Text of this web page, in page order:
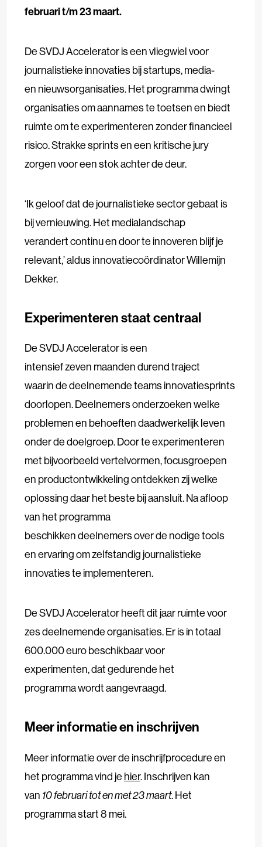
februari t/m 23 maart.
De SVDJ Accelerator is een vliegwiel voor
journalistieke innovaties bij startups, media-
en nieuwsorganisaties. Het programma dwingt
organisaties om aannames te toetsen en biedt
ruimte om te experimenteren zonder financieel
risico. Strakke sprints en een kritische jury
zorgen voor een stok achter de deur.
‘Ik geloof dat de journalistieke sector gebaat is
bij vernieuwing. Het medialandschap
verandert continu en door te innoveren blijf je
relevant,’ aldus innovatiecoördinator Willemijn
Dekker.
Experimenteren staat centraal
De SVDJ Accelerator is een
intensief zeven maanden durend traject
waarin de deelnemende teams innovatiesprints
doorlopen. Deelnemers onderzoeken welke
problemen en behoeften daadwerkelijk leven
onder de doelgroep. Door te experimenteren
met bijvoorbeeld vertelvormen, focusgroepen
en productontwikkeling ontdekken zij welke
oplossing daar het beste bij aansluit. Na afloop
van het programma
beschikken deelnemers over de nodige tools
en ervaring om zelfstandig journalistieke
innovaties te implementeren.
De SVDJ Accelerator heeft dit jaar ruimte voor
zes deelnemende organisaties. Er is in totaal
600.000 euro beschikbaar voor
experimenten, dat gedurende het
programma wordt aangevraagd.
Meer informatie en inschrijven
Meer informatie over de inschrijfprocedure en
het programma vind je hier. Inschrijven kan
van 10 februari tot en met 23 maart. Het
programma start 8 mei.